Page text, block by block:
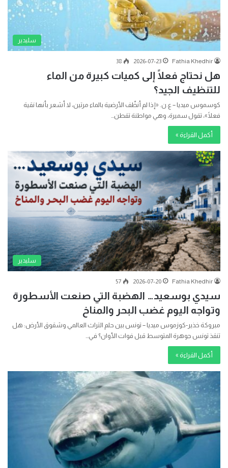
سليدير
Fathia Khedhir
2026-07-23
38
هل نحتاج فعلًا إلى كميات كبيرة من الماء
للتنظيف الجيد؟
كوسموس ميديا – ع.ن. «إذا لم أنظّف الأرضية بالماء مرتين، لا أشعر بأنها نقية
فعلًا»، تقول سميرة، وهي مواطنة تقطن…
أكمل القراءة »
سليدير
Fathia Khedhir
2026-07-20
57
سيدي بوسعيد… الهضبة التي صنعت الأسطورة
وتواجه اليوم غضب البحر والمناخ
مبروكة خذير-كوزموس ميديا – تونس بين حلم التراث العالمي وشقوق الأرض: هل
تنقذ تونس جوهرة المتوسط قبل فوات الأوان؟ في…
أكمل القراءة »